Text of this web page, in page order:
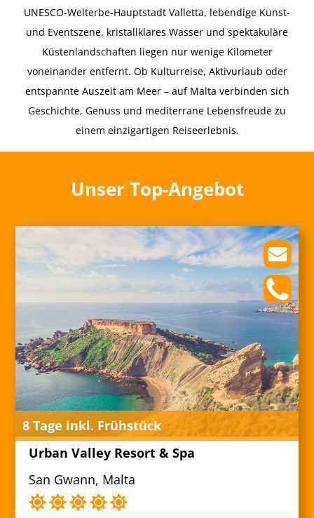
UNESCO-Welterbe-Hauptstadt Valletta, lebendige Kunst-
und Eventszene, kristallklares Wasser und spektakuläre
Küstenlandschaften liegen nur wenige Kilometer
voneinander entfernt. Ob Kulturreise, Aktivurlaub oder
entspannte Auszeit am Meer – auf Malta verbinden sich
Geschichte, Genuss und mediterrane Lebensfreude zu
einem einzigartigen Reiseerlebnis.
Unser Top-Angebot
8 Tage inkl. Frühstück
Urban Valley Resort & Spa
San Gwann, Malta